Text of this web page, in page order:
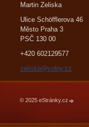
Martin Zeliska
Ulice Schöfflerova 46
Město Praha 3
PSČ 130 00
+420 602129577
zeliska@volny.cz
© 2025 eStránky.cz